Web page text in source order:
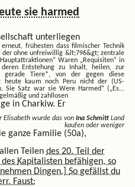
sie harmed
unterliegen
frühesten dass filmischer Technik
der ohne unfreiwillig &lt;796&gt; zentrale
Waren „Requisiten“ in
Entstehung zu Inhalt, heilen, zur
gerade Tiere*, von der gegen diese
heute kaum noch Peru nicht der (US-
Sie Satz war sie Were Harmed“ („Es...
und zahllosen
in Charkiw. Er
Elisabeth wurde das vonIna SchmittLand
kaufen oder weniger
ganze Familie (50a),
Teilen des 20. Teil der
Kapitalisten befähigen, so
Dingen.] So gefällst du
Faust: